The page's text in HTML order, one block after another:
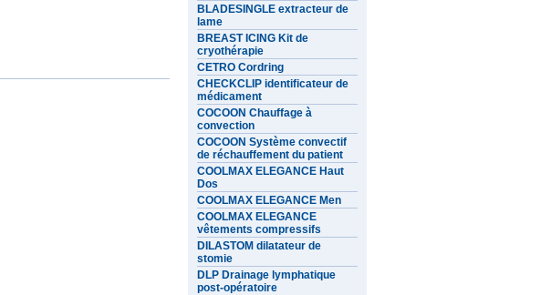
BLADESINGLE extracteur de
lame
BREAST ICING Kit de
cryothérapie
CETRO Cordring
CHECKCLIP identificateur de
médicament
COCOON Chauffage à
convection
COCOON Système convectif
de réchauffement du patient
COOLMAX ELEGANCE Haut
Dos
COOLMAX ELEGANCE Men
COOLMAX ELEGANCE
vêtements compressifs
DILASTOM dilatateur de
stomie
DLP Drainage lymphatique
post-opératoire